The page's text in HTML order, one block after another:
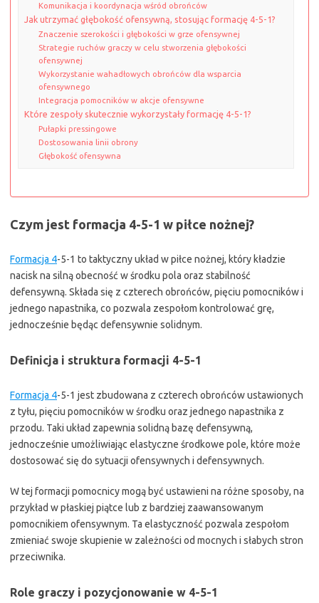
Komunikacja i koordynacja wśród obrońców
Jak utrzymać głębokość ofensywną, stosując formację 4-5-1?
Znaczenie szerokości i głębokości w grze ofensywnej
Strategie ruchów graczy w celu stworzenia głębokości
ofensywnej
Wykorzystanie wahadłowych obrońców dla wsparcia
ofensywnego
Integracja pomocników w akcje ofensywne
Które zespoły skutecznie wykorzystały formację 4-5-1?
Pułapki pressingowe
Dostosowania linii obrony
Głębokość ofensywna
Czym jest formacja 4-5-1 w piłce nożnej?
Formacja 4-5-1 to taktyczny układ w piłce nożnej, który kładzie
nacisk na silną obecność w środku pola oraz stabilność
defensywną. Składa się z czterech obrońców, pięciu pomocników i
jednego napastnika, co pozwala zespołom kontrolować grę,
jednocześnie będąc defensywnie solidnym.
Definicja i struktura formacji 4-5-1
Formacja 4-5-1 jest zbudowana z czterech obrońców ustawionych
z tyłu, pięciu pomocników w środku oraz jednego napastnika z
przodu. Taki układ zapewnia solidną bazę defensywną,
jednocześnie umożliwiając elastyczne środkowe pole, które może
dostosować się do sytuacji ofensywnych i defensywnych.
W tej formacji pomocnicy mogą być ustawieni na różne sposoby, na
przykład w płaskiej piątce lub z bardziej zaawansowanym
pomocnikiem ofensywnym. Ta elastyczność pozwala zespołom
zmieniać swoje skupienie w zależności od mocnych i słabych stron
przeciwnika.
Role graczy i pozycjonowanie w 4-5-1